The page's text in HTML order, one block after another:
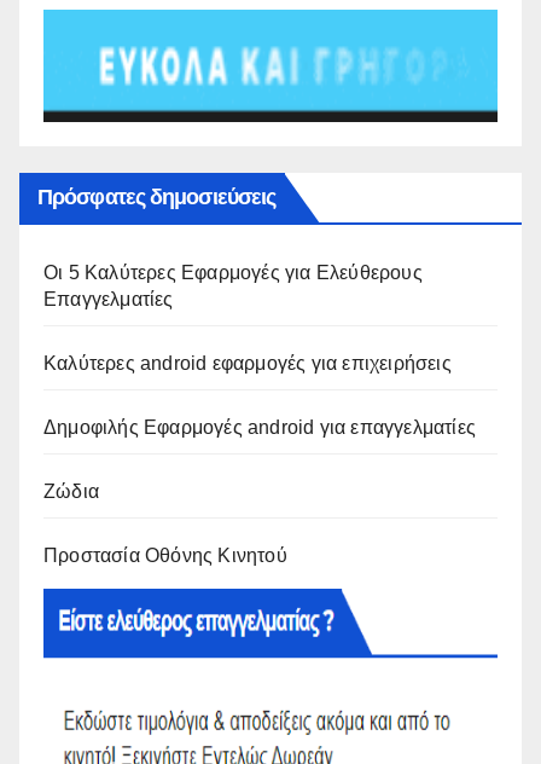
Πρόσφατες δημοσιεύσεις
Οι 5 Καλύτερες Εφαρμογές για Ελεύθερους
Επαγγελματίες
Καλύτερες android εφαρμογές για επιχειρήσεις
Δημοφιλής Εφαρμογές android για επαγγελματίες
Ζώδια
Προστασία Οθόνης Κινητού